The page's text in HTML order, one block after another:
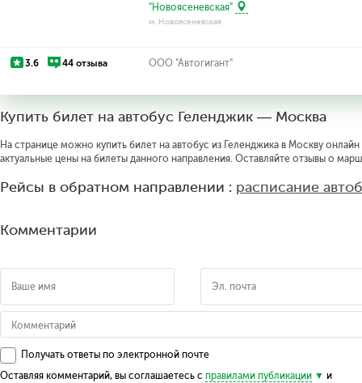
"Новоясеневская"
м. Новоясеневская
3.6 44 отзыва ООО "Автогигант"
Купить билет на автобус Геленджик — Москва
На странице можно купить билет на автобус из Геленджика в Москву
актуальные цены на билеты данного направления. Оставляйте отзывы о
Рейсы в обратном направлении : расписание
Комментарии
Получать ответы по электронной почте
Оставляя комментарий, вы соглашаетесь с правилами публикации
и